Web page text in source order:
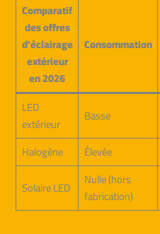
Comparatif
des offres
d’éclairage
extérieur
en 2026
Consommation
LED
extérieur
Basse
Halogène
Élevée
Solaire LED
Nulle (hors
fabrication)